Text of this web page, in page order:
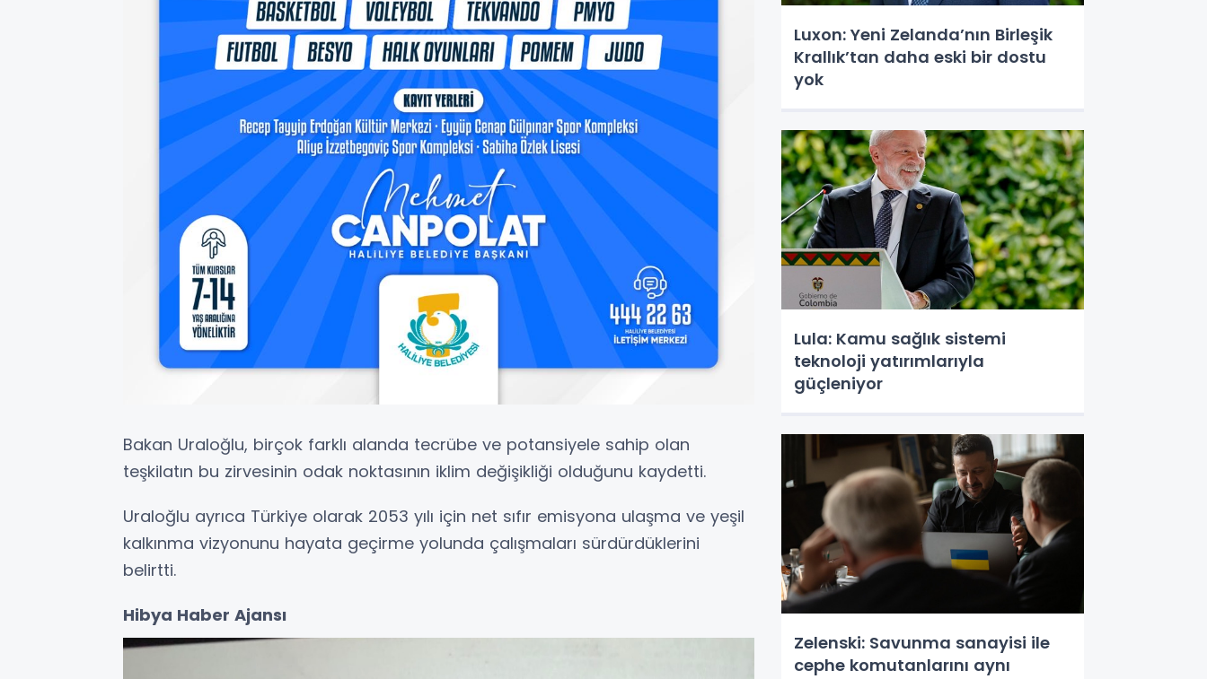
Bakan Uraloğlu, birçok farklı alanda tecrübe ve potansiyele sahip olan
teşkilatın bu zirvesinin odak noktasının iklim değişikliği olduğunu kaydetti.
Uraloğlu ayrıca Türkiye olarak 2053 yılı için net sıfır emisyona ulaşma ve yeşil
kalkınma vizyonunu hayata geçirme yolunda çalışmaları sürdürdüklerini
belirtti.
Hibya Haber Ajansı
Luxon: Yeni Zelanda’nın Birleşik
Krallık’tan daha eski bir dostu
yok
Lula: Kamu sağlık sistemi
teknoloji yatırımlarıyla
güçleniyor
Zelenski: Savunma sanayisi ile
cephe komutanlarını aynı